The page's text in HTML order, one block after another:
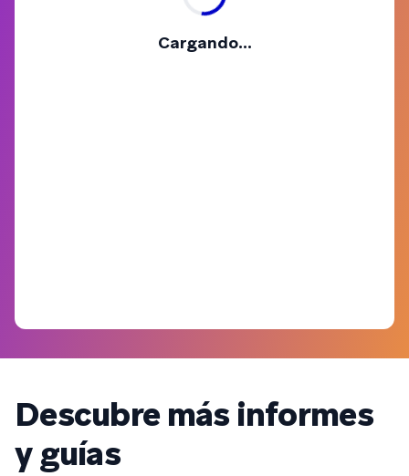
Cargando...
Descubre más informes
y guías